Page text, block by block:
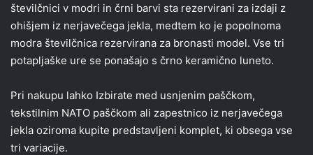
številčnici v modri in črni barvi sta rezervirani za izdaji z
ohišjem iz nerjavečega jekla, medtem ko je popolnoma
modra številčnica rezervirana za bronasti model. Vse tri
potapljaške ure se ponašajo s črno keramično luneto.
Pri nakupu lahko Izbirate med usnjenim paščkom,
tekstilnim NATO paščkom ali zapestnico iz nerjavečega
jekla oziroma kupite predstavljeni komplet, ki obsega vse
tri variacije.